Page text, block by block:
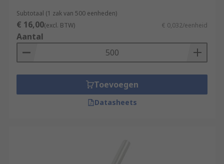
Subtotaal (1 zak van 500 eenheden)
€ 16,00(excl. BTW) € 0,032/eenheid
Aantal
Toevoegen
Datasheets